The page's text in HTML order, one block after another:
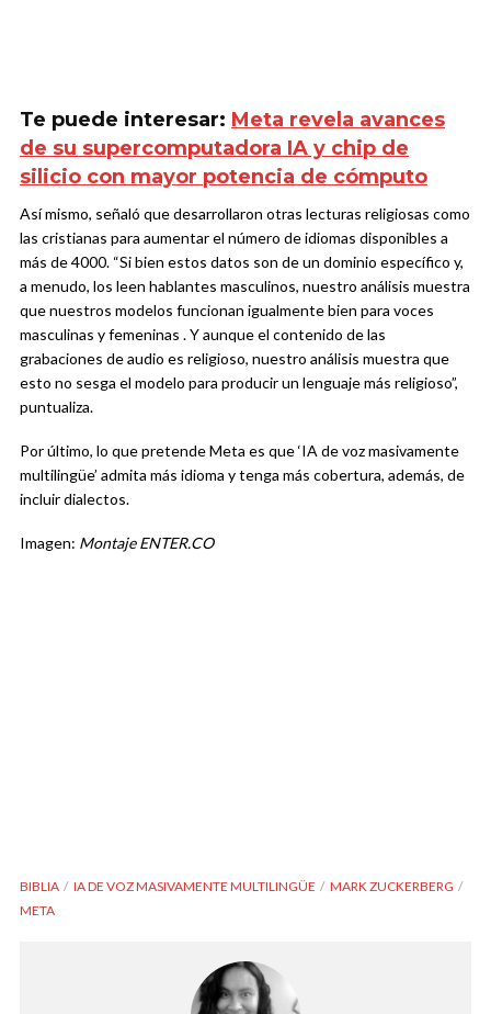
Te puede interesar: Meta revela avances
de su supercomputadora IA y chip de
silicio con mayor potencia de cómputo
Así mismo, señaló que desarrollaron otras lecturas religiosas como
las cristianas para aumentar el número de idiomas disponibles a
más de 4000. “Si bien estos datos son de un dominio específico y,
a menudo, los leen hablantes masculinos, nuestro análisis muestra
que nuestros modelos funcionan igualmente bien para voces
masculinas y femeninas . Y aunque el contenido de las
grabaciones de audio es religioso, nuestro análisis muestra que
esto no sesga el modelo para producir un lenguaje más religioso”,
puntualiza.
Por último, lo que pretende Meta es que ‘IA de voz masivamente
multilingüe’ admita más idioma y tenga más cobertura, además, de
incluir dialectos.
Imagen: Montaje ENTER.CO
BIBLIA IA DE VOZ MASIVAMENTE MULTILINGÜE
MARK ZUCKERBERG
META